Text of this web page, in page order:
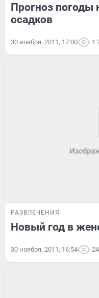
Прогноз погоды
осадков
30 ноября, 2011, 17:00 1
РАЗВЛЕЧЕНИЯ
Новый год в
30 ноября, 2011, 16:54